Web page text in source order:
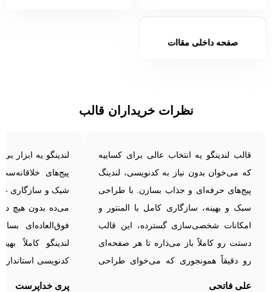
صفحه داخلی مقاات
نظرات خریداران قالب
قالب لندینگو یه انتخاب عالی برای کساییه
که می‌خوان بدون نیاز به کدنویسی، لندینگ
پیج‌های حرفه‌ای و جذاب بسازن. با طراحی
سبک و بهینه، سازگاری کامل با المنتور و
امکانات شخصی‌سازی گسترده، این قالب
دستت رو کاملاً باز می‌ذاره تا هر صفحه‌ای
رو دقیقاً همونجوری که می‌خوای طراحی
علی فاتحی
لندینگو یه ابزار
پیج‌های
شیک و سازگاری
می‌ده بدون هیچ
فوق‌العاده‌ای
لندینگو کاملاً
کدنویسی
پری خداپرست